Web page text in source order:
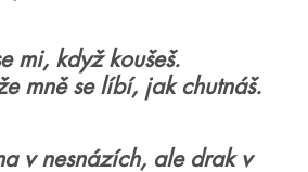
mi, když koušeš.
mně se líbí, jak chutnáš.
v nesnázích, ale drak v